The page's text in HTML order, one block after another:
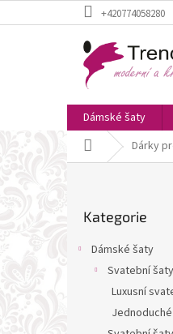
na
+420774058280
Dámské šaty
Domů Dárky
kategorie
Kategorie
Dámské šaty
Svatební šaty
Luxusní